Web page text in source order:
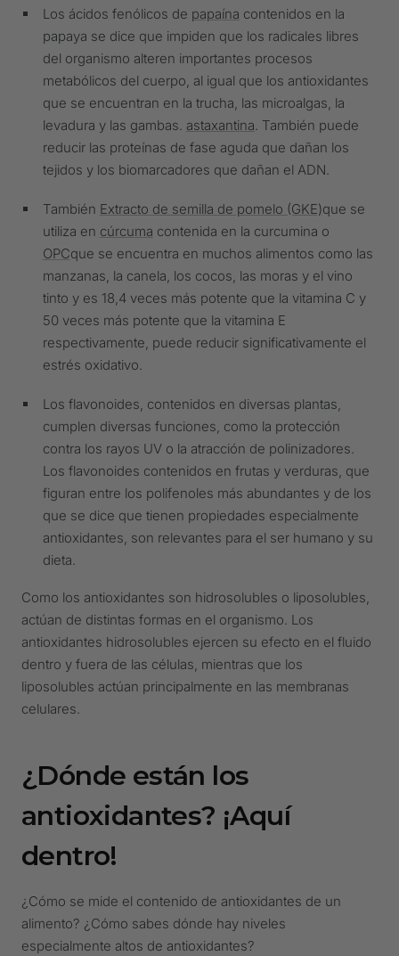
Los ácidos fenólicos de papaína contenidos en la
papaya se dice que impiden que los radicales libres
del organismo alteren importantes procesos
metabólicos del cuerpo, al igual que los antioxidantes
que se encuentran en la trucha, las microalgas, la
levadura y las gambas. astaxantina. También puede
reducir las proteínas de fase aguda que dañan los
tejidos y los biomarcadores que dañan el ADN.
También Extracto de semilla de pomelo (GKE)que se
utiliza en cúrcuma contenida en la curcumina o
OPCque se encuentra en muchos alimentos como las
manzanas, la canela, los cocos, las moras y el vino
tinto y es 18,4 veces más potente que la vitamina C y
50 veces más potente que la vitamina E
respectivamente, puede reducir significativamente el
estrés oxidativo.
Los flavonoides, contenidos en diversas plantas,
cumplen diversas funciones, como la protección
contra los rayos UV o la atracción de polinizadores.
Los flavonoides contenidos en frutas y verduras, que
figuran entre los polifenoles más abundantes y de los
que se dice que tienen propiedades especialmente
antioxidantes, son relevantes para el ser humano y su
dieta.
Como los antioxidantes son hidrosolubles o liposolubles,
actúan de distintas formas en el organismo. Los
antioxidantes hidrosolubles ejercen su efecto en el fluido
dentro y fuera de las células, mientras que los
liposolubles actúan principalmente en las membranas
celulares.
¿Dónde están los
antioxidantes? ¡Aquí
dentro!
¿Cómo se mide el contenido de antioxidantes de un
alimento? ¿Cómo sabes dónde hay niveles
especialmente altos de antioxidantes?